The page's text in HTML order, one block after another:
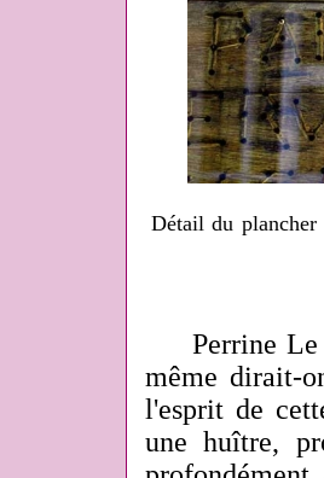
Détail du
Perrine Le
même dirait-
l'esprit de
une huître,